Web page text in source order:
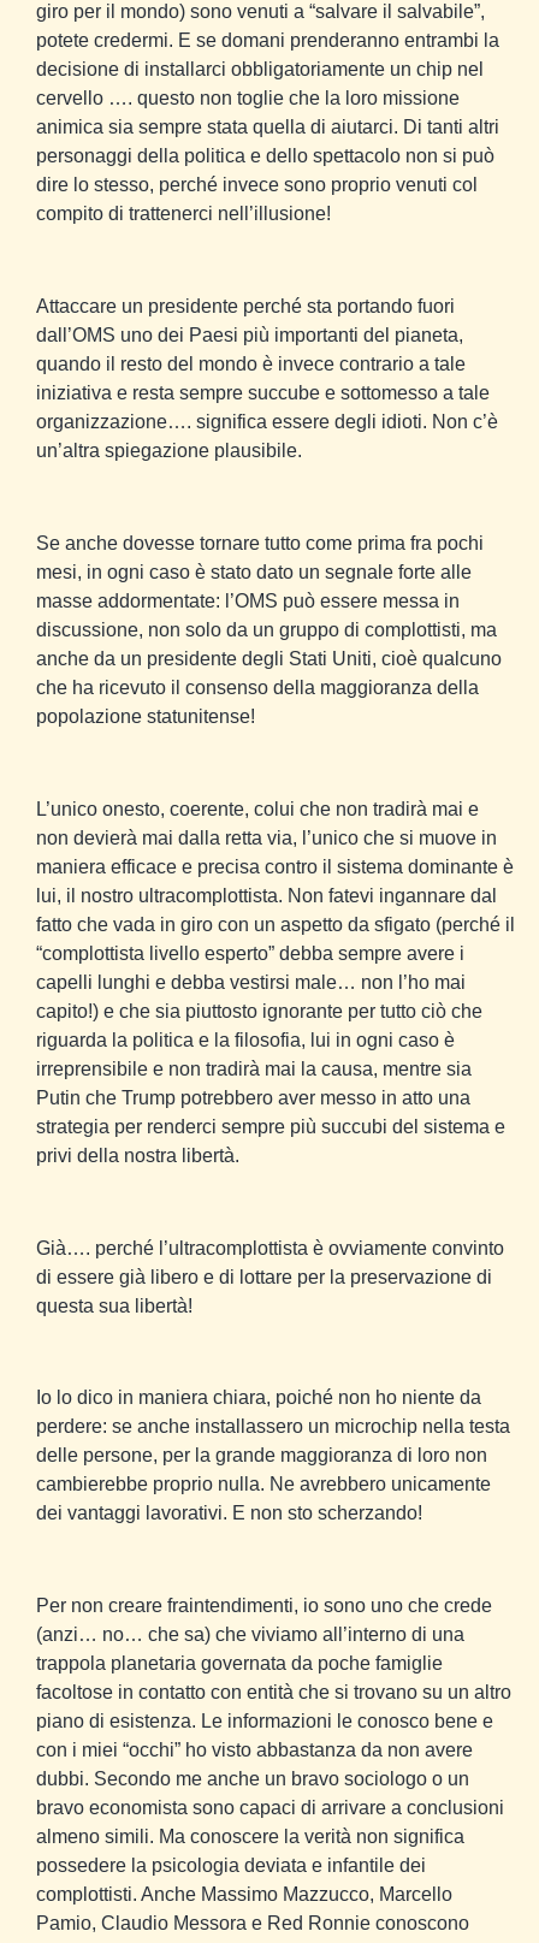
giro per il mondo) sono venuti a “salvare il salvabile”,
potete credermi. E se domani prenderanno entrambi la
decisione di installarci obbligatoriamente un chip nel
cervello …. questo non toglie che la loro missione
animica sia sempre stata quella di aiutarci. Di tanti altri
personaggi della politica e dello spettacolo non si può
dire lo stesso, perché invece sono proprio venuti col
compito di trattenerci nell’illusione!
Attaccare un presidente perché sta portando fuori
dall’OMS uno dei Paesi più importanti del pianeta,
quando il resto del mondo è invece contrario a tale
iniziativa e resta sempre succube e sottomesso a tale
organizzazione…. significa essere degli idioti. Non c’è
un’altra spiegazione plausibile.
Se anche dovesse tornare tutto come prima fra pochi
mesi, in ogni caso è stato dato un segnale forte alle
masse addormentate: l’OMS può essere messa in
discussione, non solo da un gruppo di complottisti, ma
anche da un presidente degli Stati Uniti, cioè qualcuno
che ha ricevuto il consenso della maggioranza della
popolazione statunitense!
L’unico onesto, coerente, colui che non tradirà mai e
non devierà mai dalla retta via, l’unico che si muove in
maniera efficace e precisa contro il sistema dominante è
lui, il nostro ultracomplottista. Non fatevi ingannare dal
fatto che vada in giro con un aspetto da sfigato (perché il
“complottista livello esperto” debba sempre avere i
capelli lunghi e debba vestirsi male… non l’ho mai
capito!) e che sia piuttosto ignorante per tutto ciò che
riguarda la politica e la filosofia, lui in ogni caso è
irreprensibile e non tradirà mai la causa, mentre sia
Putin che Trump potrebbero aver messo in atto una
strategia per renderci sempre più succubi del sistema e
privi della nostra libertà.
Già…. perché l’ultracomplottista è ovviamente convinto
di essere già libero e di lottare per la preservazione di
questa sua libertà!
Io lo dico in maniera chiara, poiché non ho niente da
perdere: se anche installassero un microchip nella testa
delle persone, per la grande maggioranza di loro non
cambierebbe proprio nulla. Ne avrebbero unicamente
dei vantaggi lavorativi. E non sto scherzando!
Per non creare fraintendimenti, io sono uno che crede
(anzi… no… che sa) che viviamo all’interno di una
trappola planetaria governata da poche famiglie
facoltose in contatto con entità che si trovano su un altro
piano di esistenza. Le informazioni le conosco bene e
con i miei “occhi” ho visto abbastanza da non avere
dubbi. Secondo me anche un bravo sociologo o un
bravo economista sono capaci di arrivare a conclusioni
almeno simili. Ma conoscere la verità non significa
possedere la psicologia deviata e infantile dei
complottisti. Anche Massimo Mazzucco, Marcello
Pamio, Claudio Messora e Red Ronnie conoscono